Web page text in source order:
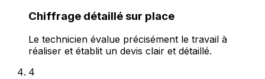
Chiffrage détaillé sur place
Le technicien évalue précisément le travail à
réaliser et établit un devis clair et détaillé.
4